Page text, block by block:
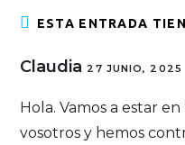
ESTA ENTRADA
Claudia 27 JUNIO, 2025
Hola. Vamos a estar
vosotros y hemos